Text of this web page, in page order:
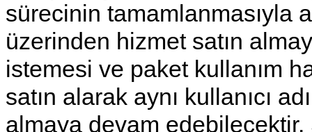
sürecinin tamamlanmasıyla
üzerinden hizmet satın
istemesi ve paket kullanım
satın alarak aynı kullanıcı
almaya devam